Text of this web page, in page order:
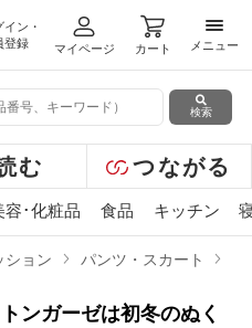
イン・
登録
マイページ カート
メニ
メニュー
検索
む つながる
容･化粧品 食品 キッチン
ション パンツ・スカート
ンガーゼは初冬のぬく